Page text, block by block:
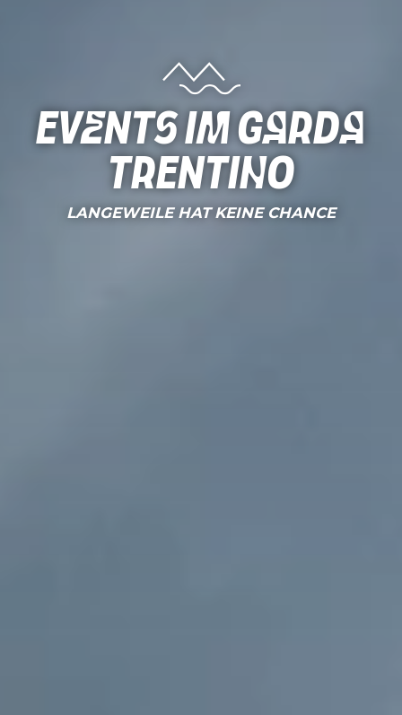
Events im Garda
Trentino
LANGEWEILE HAT KEINE CHANCE